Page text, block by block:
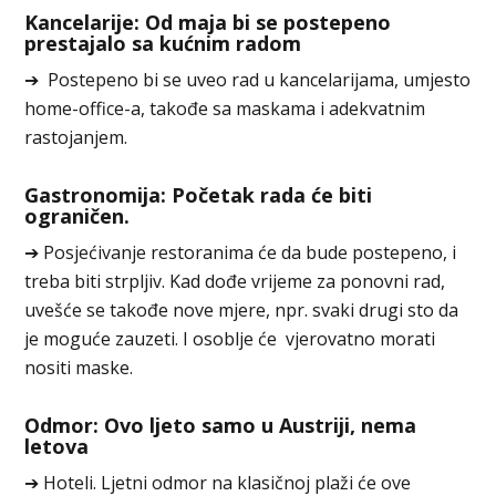
Kancelarije: Od maja bi se postepeno
prestajalo sa kućnim radom
➔ Postepeno bi se uveo rad u kancelarijama, umjesto
home-office-a, takođe sa maskama i adekvatnim
rastojanjem.
Gastronomija: Početak rada će biti
ograničen.
➔ Posjećivanje restoranima će da bude postepeno, i
treba biti strpljiv. Kad dođe vrijeme za ponovni rad,
uvešće se takođe nove mjere, npr. svaki drugi sto da
je moguće zauzeti. I osoblje će vjerovatno morati
nositi maske.
Odmor: Ovo ljeto samo u Austriji, nema
letova
➔ Hoteli. Ljetni odmor na klasičnoj plaži će ove